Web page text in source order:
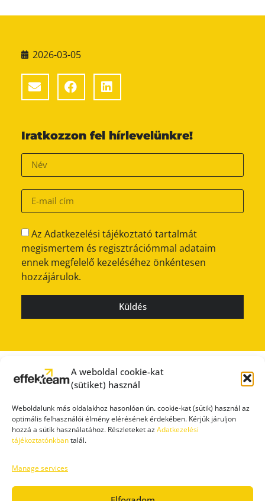
A weboldal cookie-kat
(sütiket) használ
Weboldalunk más oldalakhoz hasonlóan ún. cookie-kat (sütik) használ az
optimális felhasználói élmény elérésének érdekében. Kérjük járuljon
hozzá a sütik használatához. Részleteket azAdatkezelési
tájékoztatónkbantalál.
Manage services
2026-03-05
Iratkozzon fel hírlevelünkre!
Az Adatkezelési tájékoztató tartalmát
megismertem és regisztrációmmal adataim
ennek megfelelő kezeléséhez önkéntesen
hozzájárulok.
Küldés